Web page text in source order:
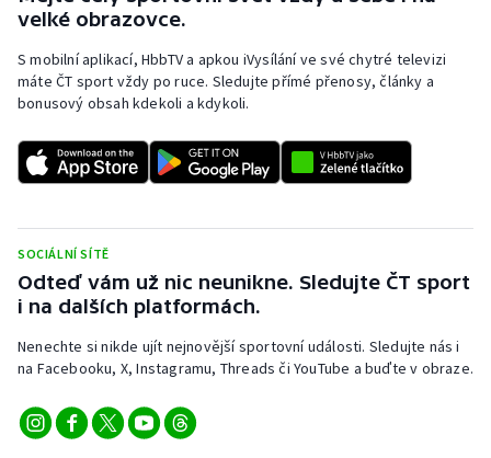
velké obrazovce.
S mobilní aplikací, HbbTV a apkou iVysílání ve své chytré televizi
máte ČT sport vždy po ruce. Sledujte přímé přenosy, články a
bonusový obsah kdekoli a kdykoli.
SOCIÁLNÍ SÍTĚ
Odteď vám už nic neunikne. Sledujte ČT sport
i na dalších platformách.
Nenechte si nikde ujít nejnovější sportovní události. Sledujte nás i
na Facebooku, X, Instagramu, Threads či YouTube a buďte v obraze.